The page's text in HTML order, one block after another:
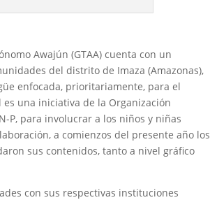
Awajún (GTAA) cuenta con un
del distrito de Imaza (Amazonas),
enfocada, prioritariamente, para el
una iniciativa de la Organización
P, para involucrar a los niños y niñas
a comienzos del presente año los
sus contenidos, tanto a nivel gráfico
con sus respectivas instituciones